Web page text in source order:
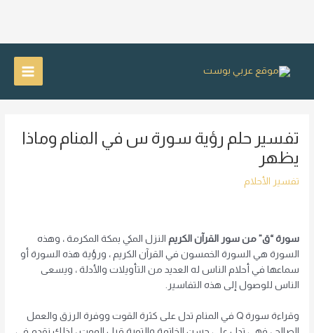
Main
تفسير حلم رؤية سورة س في المنام وماذا
يظهر
تفسير الأحلام
سورة “ق” من سور القرآن الكريم النزل المكي بمكة المكرمة ، وهذه
السورة هي السورة الخمسون في القرآن الكريم ، ورؤية هذه السورة أو
سماعها في أحلام الناس له العديد من التأويلات والأدلة ، ويسعى
الناس للوصول إلى هذه التفاسير.
وقراءة سورة Q في المنام تدل على كثرة القوت ووفرة الرزق والعمل